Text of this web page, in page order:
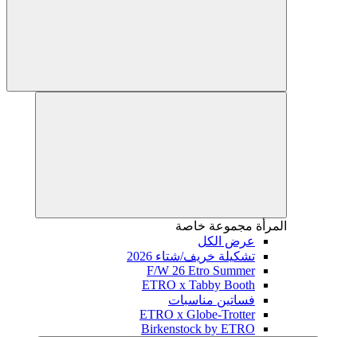
المرأة مجموعة خاصة
عرض الكل
تشكيلة خريف/شتاء 2026
F/W 26 Etro Summer
ETRO x Tabby Booth
فساتين مناسبات
ETRO x Globe-Trotter
Birkenstock by ETRO